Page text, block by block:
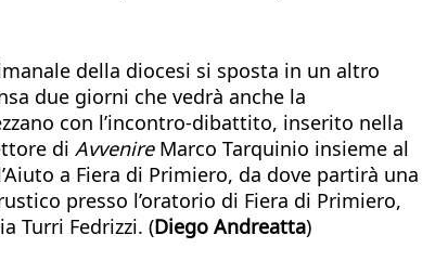
della diocesi si sposta in un altro
due giorni che vedrà anche la
con l’incontro-dibattito, inserito nella
di AvvenireMarco Tarquinio insieme al
a Fiera di Primiero, da dove partirà una
presso l’oratorio di Fiera di Primiero,
Turri Fedrizzi. (Diego Andreatta)